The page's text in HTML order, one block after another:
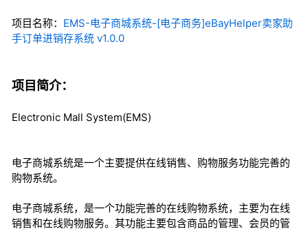
项目名称： EMS-电子商城系统-[电子商务]eBayHelper卖家助
手订单进销存系统 v1.0.0
项目简介：
Electronic Mall System(EMS)
电子商城系统是一个主要提供在线销售、购物服务功能完善的
购物系统。
电子商城系统，是一个功能完善的在线购物系统，主要为在线
销售和在线购物服务。其功能主要包含商品的管理、会员的管